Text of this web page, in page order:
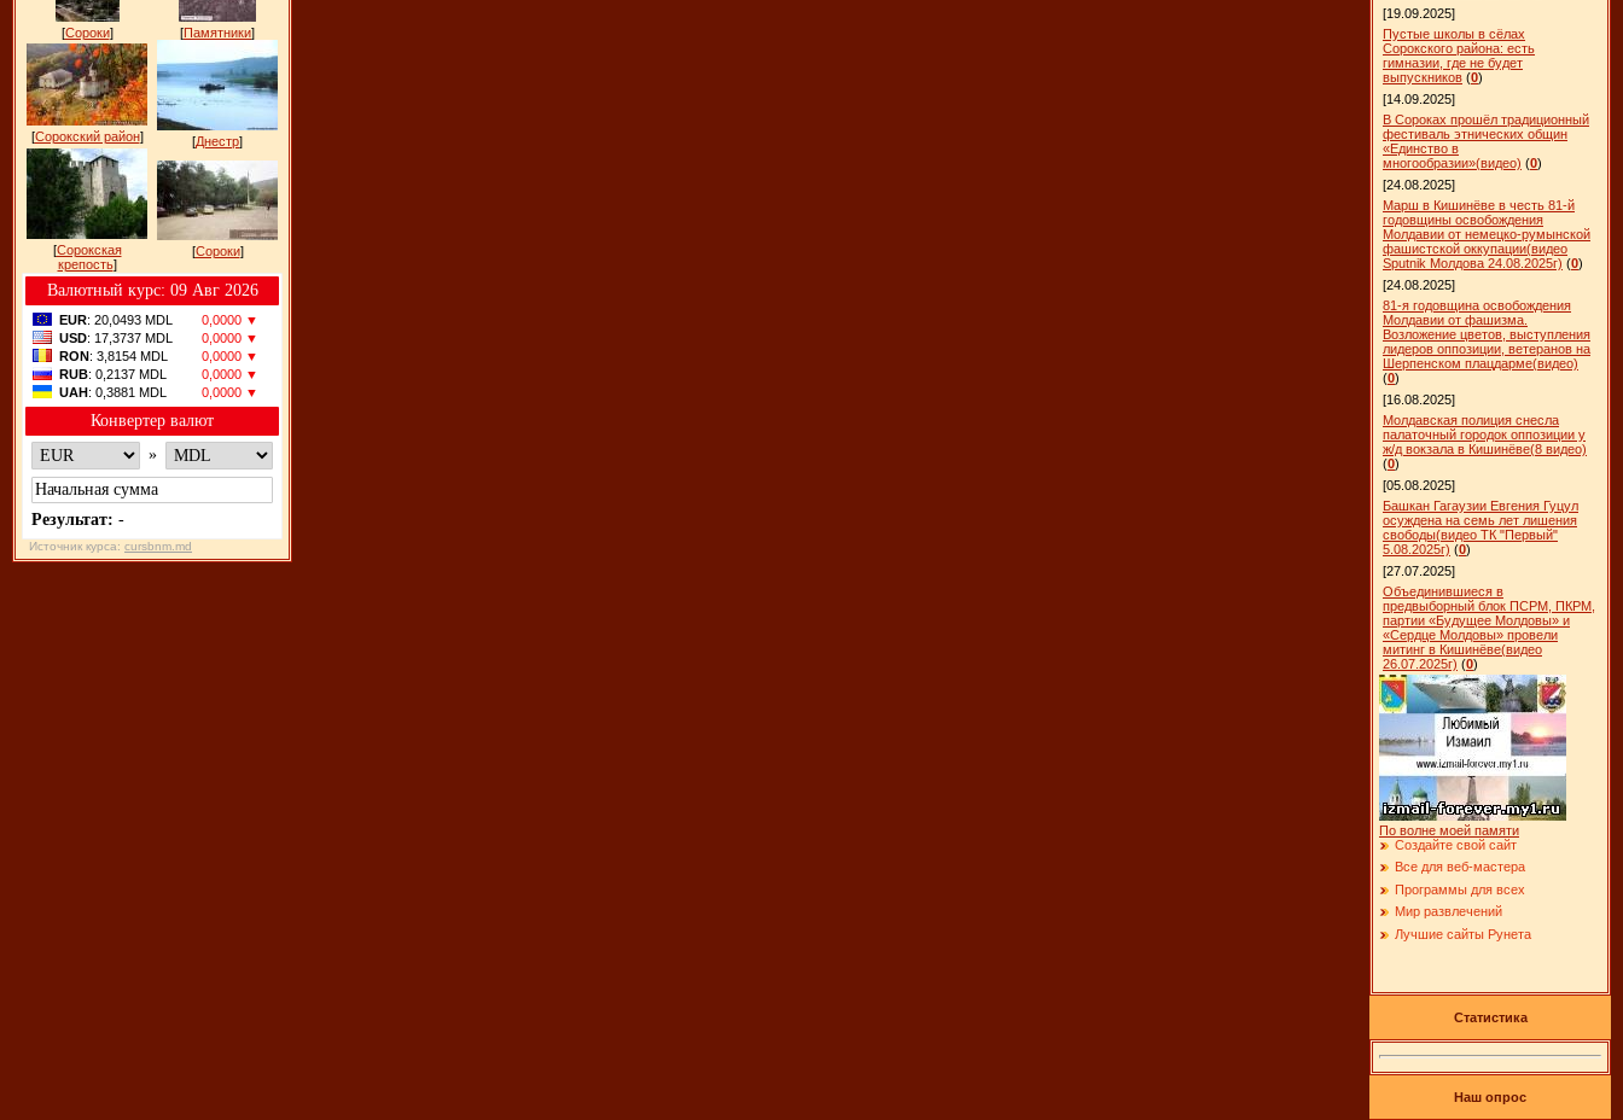
[Сороки] [Памятники]
[Сорокский район] [Днестр]
[Сорокская
крепость]
[Сороки]
Bалютный курс: 09 Авг 2026
EUR: 20,0493 MDL
0,0000 ▼
USD: 17,3737 MDL
0,0000 ▼
RON: 3,8154 MDL
0,0000 ▼
RUB: 0,2137 MDL
0,0000 ▼
UAH: 0,3881 MDL 0,0000 ▼
Конвертер валют
»
Результат: -
Источник курса: cursbnm.md
[19.09.2025]
Пустые школы в сёлах
Сорокского района: есть
гимназии, где не будет
выпускников (0)
[14.09.2025]
В Сороках прошёл традиционный
фестиваль этнических общин
«Единство в
многообразии»(видео) (0)
[24.08.2025]
Марш в Кишинёве в честь 81-й
годовщины освобождения
Молдавии от немецко-румынской
фашистской оккупации(видео
Sputnik Молдова 24.08.2025г) (0)
[24.08.2025]
81-я годовщина освобождения
Молдавии от фашизма.
Возложение цветов, выступления
лидеров оппозиции, ветеранов на
Шерпенском плацдарме(видео)
(0)
[16.08.2025]
Молдавская полиция снесла
палаточный городок оппозиции у
ж/д вокзала в Кишинёве(8 видео)
(0)
[05.08.2025]
Башкан Гагаузии Евгения Гуцул
осуждена на семь лет лишения
свободы(видео ТК "Первый"
5.08.2025г) (0)
[27.07.2025]
Объединившиеся в
предвыборный блок ПСРМ, ПКРМ,
партии «Будущее Молдовы» и
«Сердце Молдовы» провели
митинг в Кишинёве(видео
26.07.2025г) (0)
По волне моей памяти
Создайте свой сайт
Все для веб-мастера
Программы для всех
Мир развлечений
Лучшие сайты Рунета
Статистика
Наш опрос